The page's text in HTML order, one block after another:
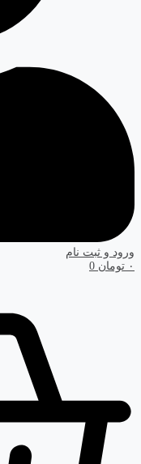
ورود و ثبت نام
۰ تومان 0